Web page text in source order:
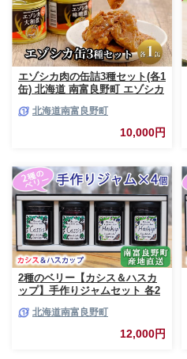
エゾシカ肉の缶詰3種セット(各1
缶) 北海道 南富良野町 エゾシカ
合せ ジビエ 加工品 北海道産 国
産 おつまみ おかず 高たんぱく
低脂肪 鉄分 カレー 味噌 食べや
北海道南富良野町
10,000円
2種のベリー【カシス＆ハスカ
ップ】手作りジャムセット 各2
シス ハスカップ ソース 果実 て
んさい糖 無農薬 ポリフェノー
北海道南富良野町
12,000円